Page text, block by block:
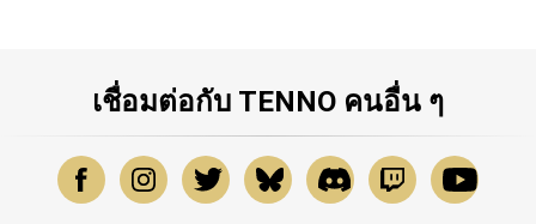
เชื่อมต่อกับ TENNO คนอื่น ๆ